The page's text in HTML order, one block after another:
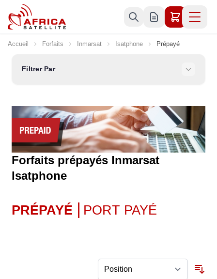
Allez au contenu
Accueil Forfaits Inmarsat Isatphone Prépayé
Filtrer Par
Forfaits prépayés Inmarsat
Isatphone
PRÉPAYÉ PORT PAYÉ